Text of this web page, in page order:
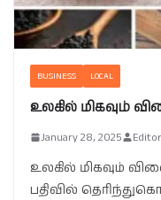
BUSINESS LOCAL
உலகில் மிகவும்
January 28, 2025 Editor
உலகில் மிகவும்
பதிவில்